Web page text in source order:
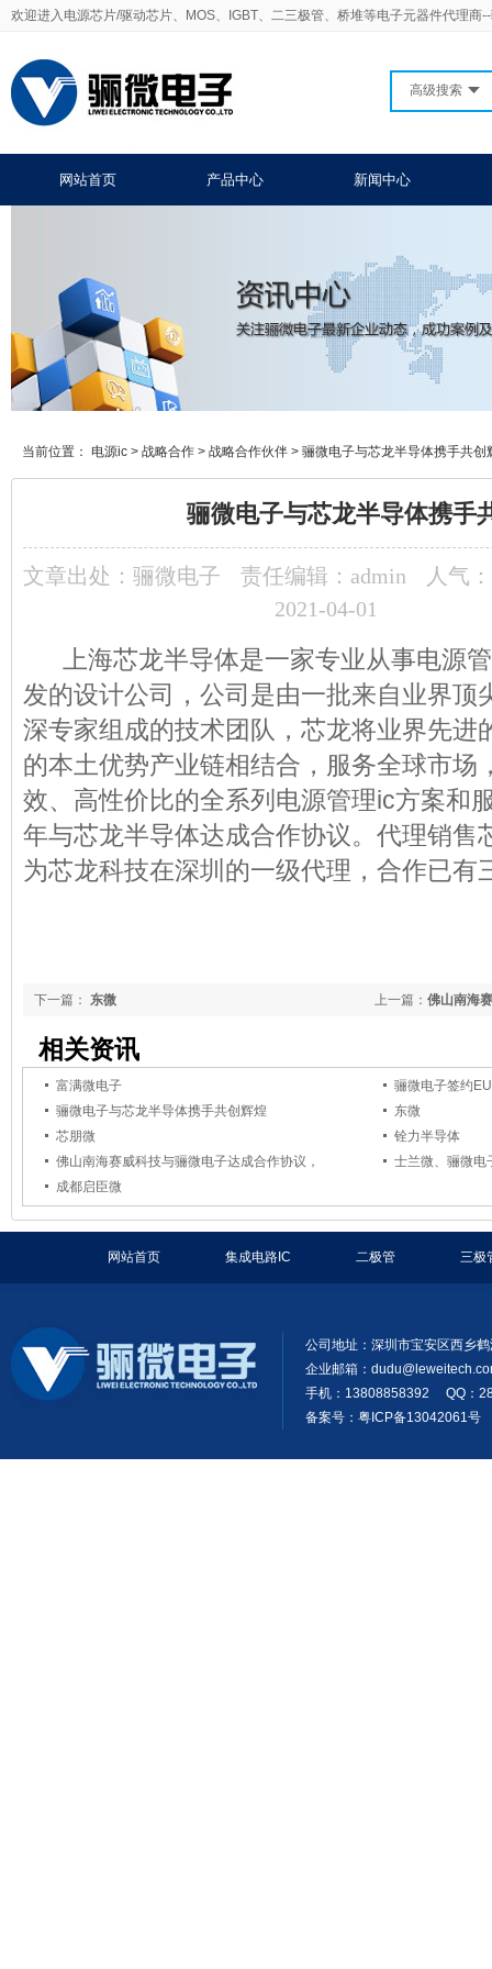
欢迎进入电源芯片/驱动芯片、MOS、IGBT、二三极管、桥堆等电子元器件代理商
高级搜索
网站首页 产品中心 新闻中心
当前位置： 电源ic > 战略合作 > 战略合作伙伴 > 骊微电子与芯龙半导体携手共创
骊微电子与芯龙半导体携手
文章出处： 骊微电子 责任编辑：admin
人气：
2021-04-01
上海芯龙半导体是一家专业从事电源
发的设计公司，公司是由一批来自业界顶
深专家组成的技术团队，芯龙将业界先进
的本土优势产业链相结合，服务全球市场
效、高性价比的全系列电源管理ic方案和
年与芯龙半导体达成合作协议。代理销售
为芯龙科技在深圳的一级代理，合作已有
上一篇： 佛山南海
下一篇： 东微
相关资讯
富满微电子
骊微电子签约
骊微电子与芯龙半导体携手共创辉煌
东微
芯朋微
铨力半导体
佛山南海赛威科技与骊微电子达成合作协议，
士兰微、骊微
成都启臣微
网站首页 集成电路IC 二极管 三极
公司地址：深圳市宝安区西乡
企业邮箱：
手机：13808858392 QQ：
备案号：粤ICP备13042061号